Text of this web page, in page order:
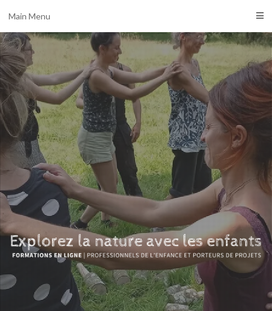
Eveil et Nature
Outils et Formations en ligne pour explorer la nature
avec les enfants
Main Menu